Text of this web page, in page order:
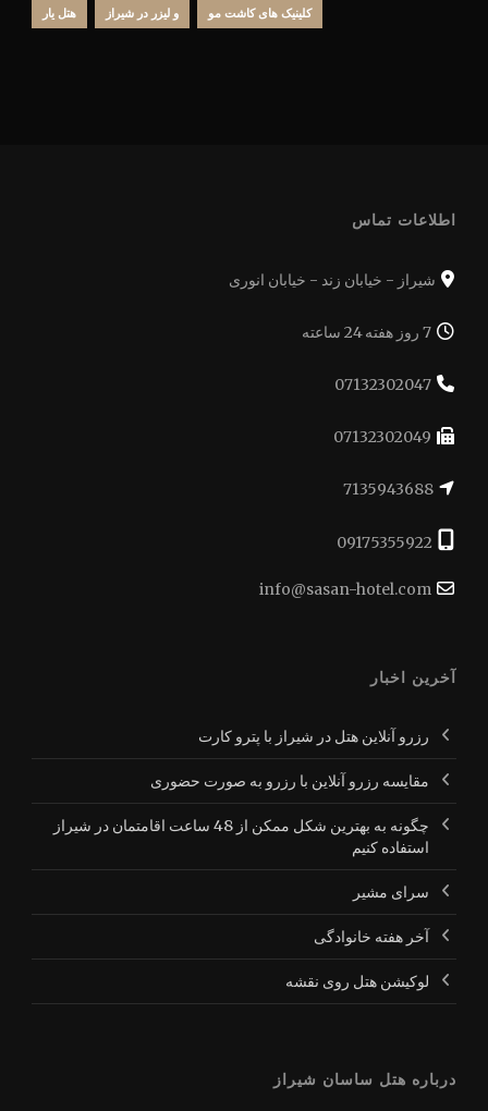
هتل یار و لیزر در شیراز کلینیک های کاشت مو
اطلاعات تماس
شیراز - خیابان زند - خیابان انوری
آخرین اخبار
رزرو آنلاین هتل در شیراز با پترو کارت
مقایسه رزرو آنلاین با رزرو به صورت حضوری
چگونه به بهترین شکل ممکن از 48 ساعت اقامتمان در شیراز
استفاده کنیم
سرای مشیر
آخر هفته خانوادگی
لوکیشن هتل روی نقشه
درباره هتل ساسان شیراز